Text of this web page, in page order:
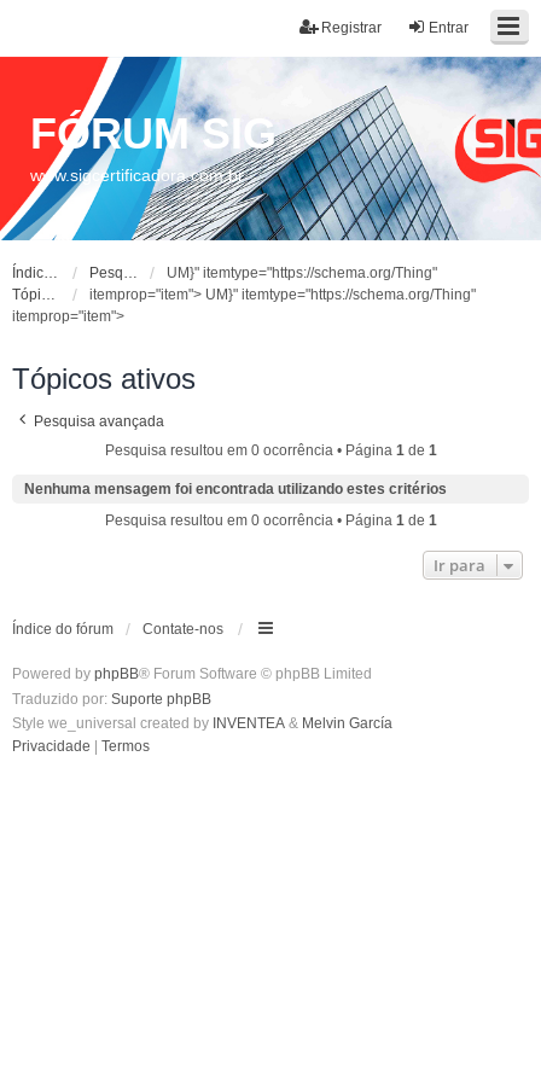
Entrar
Registrar
FÓRUM SIG
www.sigcertificadora.com.br
Índice do fórum Pesquisar
UM}" itemtype="https://schema.org/Thing"
itemprop="item">
Tópicos ativos
UM}" itemtype="https://schema.org/Thing"
itemprop="item">
Tópicos ativos
Pesquisa avançada
Pesquisa resultou em 0 ocorrência • Página 1de 1
Nenhuma mensagem foi encontrada utilizando estes critérios
Pesquisa resultou em 0 ocorrência • Página 1de 1
Ir para
Índice do fórum Contate-nos
Powered by phpBB® Forum Software © phpBB Limited
Traduzido por: Suporte phpBB
Style we_universal created by INVENTEA & Melvin García
Privacidade
Termos